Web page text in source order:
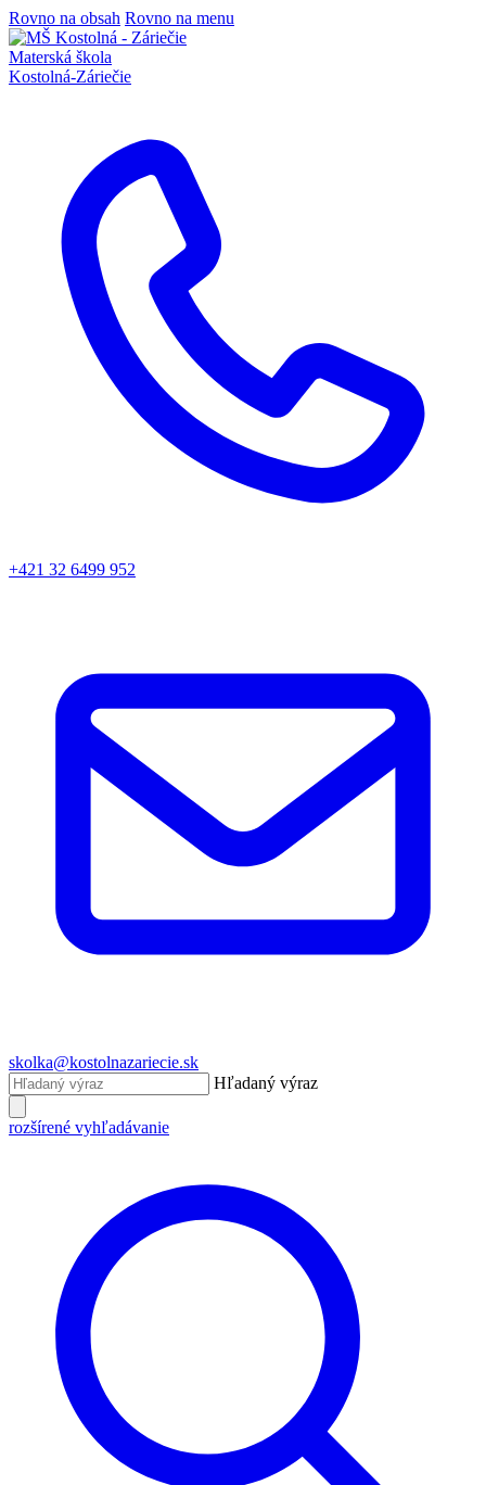
Rovno na obsah Rovno na menu
Materská škola
Kostolná-Záriečie
+421 32 6499 952
skolka@kostolnazariecie.sk
Hľadaný výraz
rozšírené vyhľadávanie